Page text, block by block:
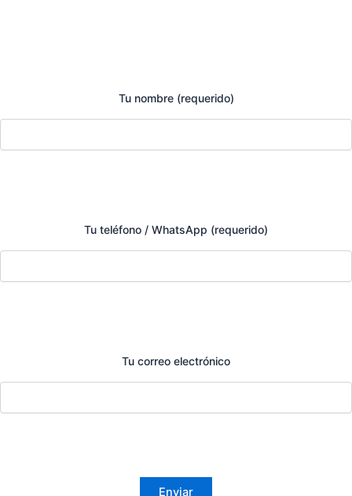
Tu nombre (requerido)
Tu teléfono / WhatsApp (requerido)
Tu correo electrónico